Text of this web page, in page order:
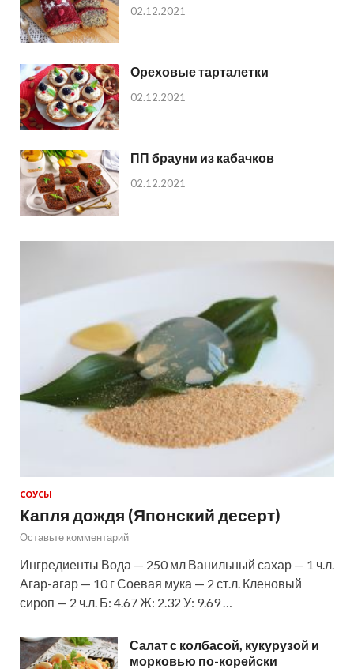
02.12.2021
Ореховые тарталетки
02.12.2021
ПП брауни из кабачков
02.12.2021
СОУСЫ
Капля дождя (Японский десерт)
Оставьте комментарий
Ингредиенты Вода — 250 мл Ванильный сахар — 1 ч.л.
Агар-агар — 10 г Соевая мука — 2 ст.л. Кленовый
сироп — 2 ч.л. Б: 4.67 Ж: 2.32 У: 9.69 …
Салат с колбасой, кукурузой и
морковью по-корейски